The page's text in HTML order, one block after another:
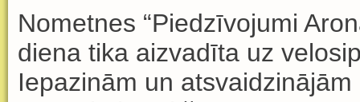
Nometnes “Piedzīvojumi Aron
diena tika aizvadīta uz
Iepazinām un atsvaidzinājām